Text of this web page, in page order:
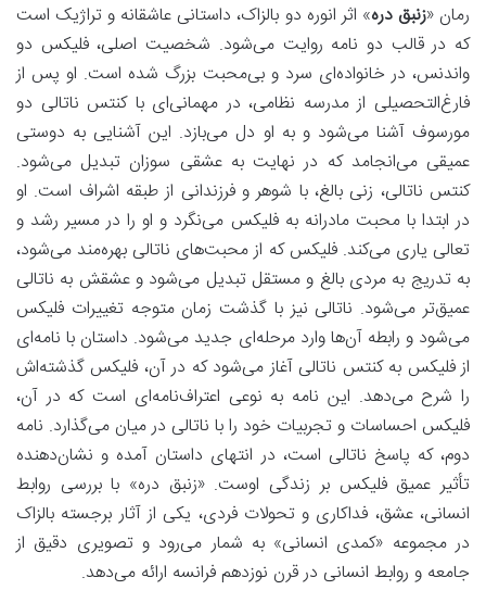
رمان «زنبق دره» اثر انوره دو بالزاک، داستانی عاشقانه و تراژیک است
که در قالب دو نامه روایت می‌شود. شخصیت اصلی،فلیکس دو
واندنس، در خانواده‌ای سرد و بی‌محبت بزرگ شده است. او پس از
فارغ‌التحصیلی از مدرسه نظامی، در مهمانی‌ای باکنتس ناتالی دو
مورسوف آشنا می‌شود و به او دل می‌بازد. این آشنایی به دوستی
عمیقی می‌انجامد که در نهایت به عشقی سوزان تبدیل می‌شود.
کنتس ناتالی، زنی بالغ، با شوهر و فرزندانی از طبقه اشراف است. او
در ابتدا با محبت مادرانه به فلیکس می‌نگرد و او را در مسیر رشد و
تعالی یاری می‌کند. فلیکس که از محبت‌های ناتالی بهره‌مند می‌شود،
به تدریج به مردی بالغ و مستقل تبدیل می‌شود و عشقش به ناتالی
عمیق‌تر می‌شود. ناتالی نیز با گذشت زمان متوجه تغییرات فلیکس
می‌شود و رابطه آن‌ها وارد مرحله‌ای جدید می‌شود. داستان با نامه‌ای
از فلیکس به کنتس ناتالی آغاز می‌شود که در آن، فلیکس گذشته‌اش
را شرح می‌دهد. این نامه به نوعی اعتراف‌نامه‌ای است که در آن،
فلیکس احساسات و تجربیات خود را با ناتالی در میان می‌گذارد. نامه
دوم، که پاسخ ناتالی است، در انتهای داستان آمده و نشان‌دهنده
تأثیر عمیق فلیکس بر زندگی اوست. «زنبق دره» با بررسی روابط
انسانی، عشق، فداکاری و تحولات فردی، یکی از آثار برجسته بالزاک
در مجموعه «کمدی انسانی» به شمار می‌رود و تصویری دقیق از
جامعه و روابط انسانی در قرن نوزدهم فرانسه ارائه می‌دهد.